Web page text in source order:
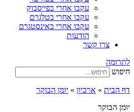
עקבו אחרי בפייסבוק
עקבו אחרי בטלגרם
עקבו אחרי באינסטגרם
הודעות
צרו קשר
לתרומה
חיפוש
דף הבית » ארכיון » יומן הבוקר
יומן הבוקר